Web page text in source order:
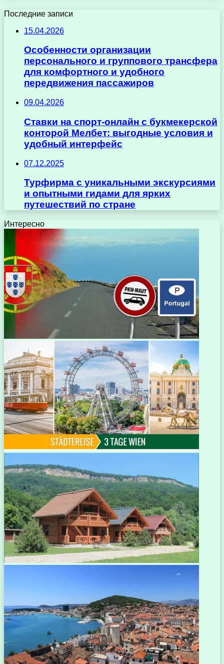
Последние записи
15.04.2026
Особенности организации
персонального и группового трансфера
для комфортного и удобного
передвижения пассажиров
09.04.2026
Ставки на спорт-онлайн с букмекерской
конторой Мелбет: выгодные условия и
удобный интерфейс
07.12.2025
Турфирма с уникальными экскурсиями
и опытными гидами для ярких
путешествий по стране
Интересно